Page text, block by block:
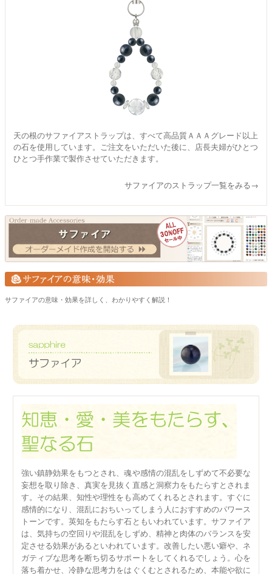
天の根のサファイアストラップは、すべて高品質ＡＡＡグレード以上
の石を使用しています。ご注文をいただいた後に、店長夫婦がひとつ
ひとつ手作業で製作させていただきます。
サファイアのストラップ一覧をみる→
サファイアの意味・効果を詳しく、わかりやすく解説！
強い鎮静効果をもつとされ、魂や感情の混乱をしずめて不必要な
妄想を取り除き、真実を見抜く直感と洞察力をもたらすとされま
す。その結果、知性や理性をも高めてくれるとされます。すぐに
感情的になり、混乱におちいってしまう人におすすめのパワース
トーンです。英知をもたらす石ともいわれています。サファイア
は、気持ちの空回りや混乱をしずめ、精神と肉体のバランスを安
定させる効果があるといわれています。改善したい悪い癖や、ネ
ガティブな思考を断ち切るサポートをしてくれるでしょう。心を
落ち着かせ、冷静な思考力をはぐくむとされるため、本能や欲に